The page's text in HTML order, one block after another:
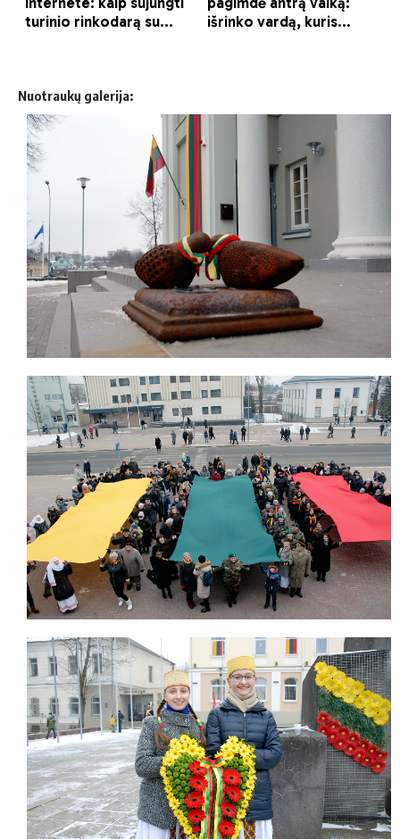
Nuotraukų galerija: